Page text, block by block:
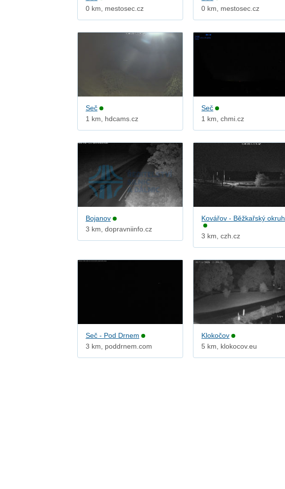
0 km, mestosec.cz
0 km, mestosec.cz
Seč
1 km, hdcams.cz
Seč
1 km, chmi.cz
Bojanov
3 km, dopravniinfo.cz
Kovářov - Běžkařský okruh
3 km, czh.cz
Seč - Pod Drnem
3 km, poddrnem.com
Klokočov
5 km, klokocov.eu